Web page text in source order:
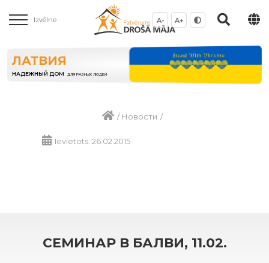
Izvēlne A- A+
ЛАТВИЯ
НАДЕЖНЫЙ ДОМ ДЛЯ РАЗНЫХ ЛЮДЕЙ
/Новости /
Ievietots: 26.02.2015
СЕМИНАР В БАЛВИ, 11.02.